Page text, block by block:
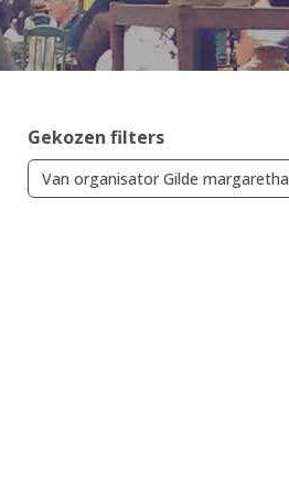
Gekozen filters
Van organisator Gilde margaretha